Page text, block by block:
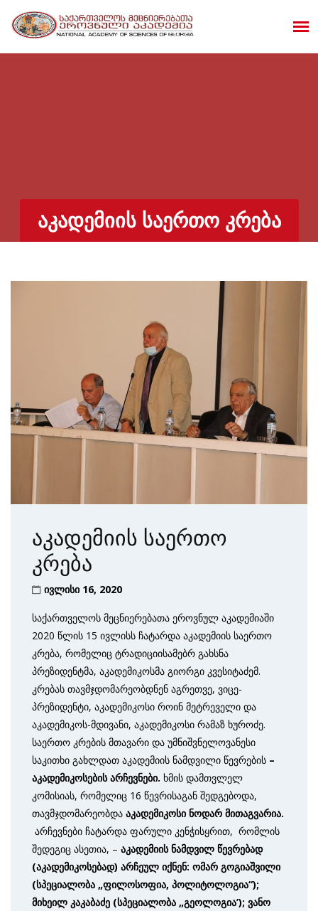
ᲐᲙᲐᲓᲔᲛᲘᲘᲡ ᲡᲐᲔᲠᲗᲝ ᲙᲠᲔᲑᲐ
აკადემიის საერთო
კრება
ივლისი 16, 2020
საქართველოს მეცნიერებათა ეროვნულ აკადემიაში
2020 წლის 15 ივლისს ჩატარდა აკადემიის საერთო
კრება, რომელიც ტრადიციისამებრ გახსნა
პრეზიდენტმა, აკადემიკოსმა გიორგი კვესიტაძემ.
კრებას თავმჯდომარეობდნენ აგრეთვე, ვიცე-
პრეზიდენტი, აკადემიკოსი როინ მეტრეველი და
აკადემიკოს-მდივანი, აკადემიკოსი რამაზ ხუროძე.
საერთო კრების მთავარი და უმნიშვნელოვანესი
საკითხი გახლდათ აკადემიის ნამდვილი წევრების –
აკადემიკოსების არჩევნები. ხმის დამთვლელ
კომისიას, რომელიც 16 წევრისაგან შედგებოდა,
თავმჯდომარეობდა აკადემიკოსი ნოდარ მითაგვარია.
არჩევნები ჩატარდა ფარული კენჭისყრით, რომლის
შედეგიც ასეთია, – აკადემიის ნამდვილ წევრებად
(აკადემიკოსებად) არჩეულ იქნენ: ომარ გოგიაშვილი
(სპეციალობა „ფილოსოფია, პოლიტოლოგია“);
მიხეილ კაკაბაძე (სპეციალობა „გეოლოგია’); ვანო